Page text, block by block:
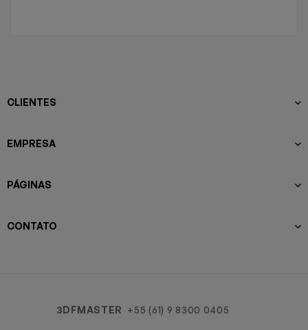
CLIENTES
EMPRESA
PÁGINAS
CONTATO
3DFMASTER +55 (61) 9 8300 0405